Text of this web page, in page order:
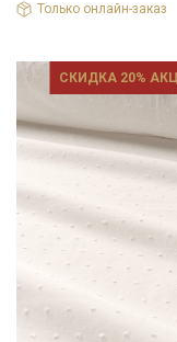
Только онлайн-заказ
СКИДКА 20%